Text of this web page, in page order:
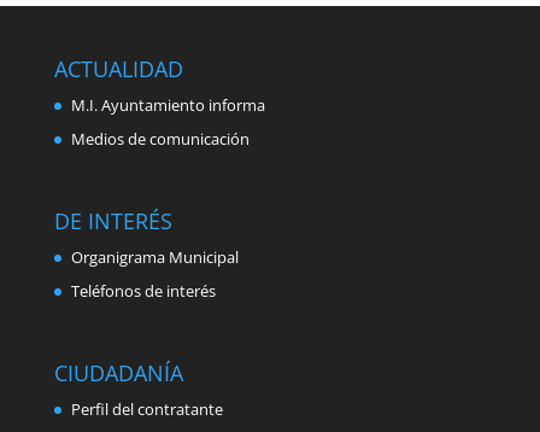
ACTUALIDAD
M.I. Ayuntamiento informa
Medios de comunicación
DE INTERÉS
Organigrama Municipal
Teléfonos de interés
CIUDADANÍA
Perfil del contratante